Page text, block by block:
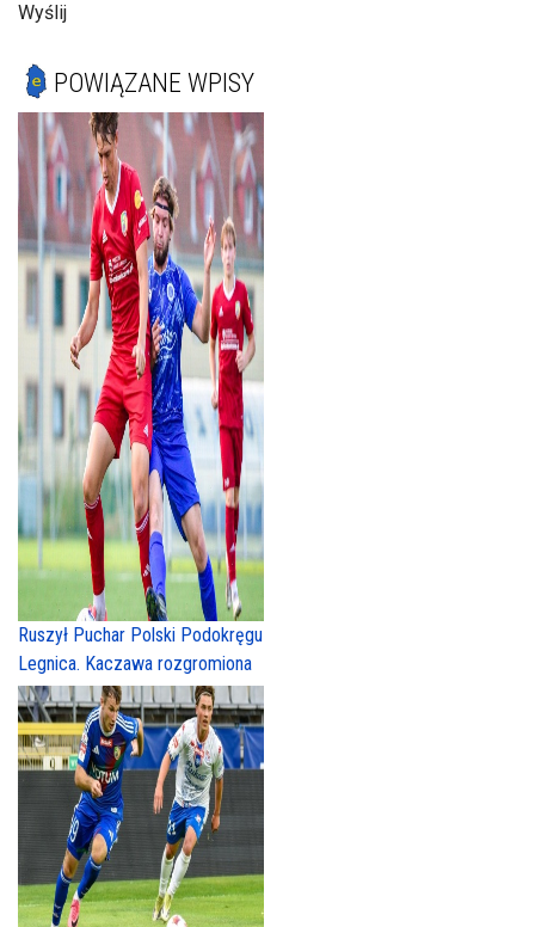
Wyślij
POWIĄZANE WPISY
Ruszył Puchar Polski Podokręgu
Legnica. Kaczawa rozgromiona